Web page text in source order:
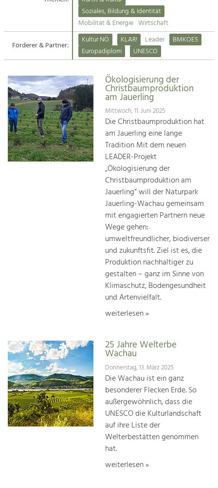
Suche
Impressum
Kontakt
Angebotsentwicklung und
Handwerk, Wissenschaft und Forschung.
Soziales, Bildung &
Identität
Gleichberechtigung, Jugend und
Integration
Mobilität & Energie
Klimawandel, öffentlicher Verkehr und
Steigerung regionaler Wertschöpfung
Soziales, Bildung & Identität
Mobilität & Energie Wirtschaft
Förderer & Partner:
Kultur NÖ KLAR! Leader
BMKOES
Europadiplom
UNESCO
Ökologisierung der
Christbaumproduktion
am Jauerling
Mittwoch, 11. Juni 2025
Die Christbaumproduktion hat
am Jauerling eine lange
Tradition Mit dem neuen
LEADER-Projekt
„Ökologisierung der
Christbaumproduktion am
Jauerling“ will der Naturpark
Jauerling-Wachau gemeinsam
mit engagierten Partnern neue
Wege gehen:
umweltfreundlicher, biodiverser
und zukunftsfit. Ziel ist es, die
Produktion nachhaltiger zu
gestalten – ganz im Sinne von
Klimaschutz, Bodengesundheit
und Artenvielfalt.
weiterlesen »
25 Jahre Welterbe
Wachau
Donnerstag, 13. März 2025
Die Wachau ist ein ganz
besonderer Flecken Erde. So
außergewöhnlich, dass die
UNESCO die Kulturlandschaft
auf ihre Liste der
Welterbestätten genommen
hat.
weiterlesen »